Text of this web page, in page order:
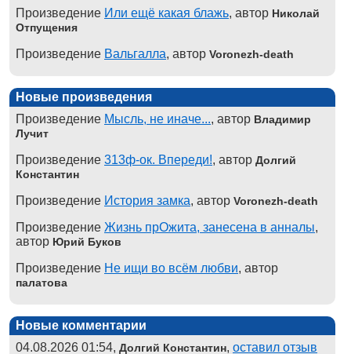
Произведение Или ещё какая блажь, автор Николай
Отпущения
Произведение Вальгалла, автор Voronezh-death
Новые произведения
Произведение Мысль, не иначе..., автор Владимир
Лучит
Произведение 313ф-ок. Впереди!, автор Долгий
Константин
Произведение История замка, автор Voronezh-death
Произведение Жизнь прОжита, занесена в анналы,
автор Юрий Буков
Произведение Не ищи во всём любви, автор
палатова
Новые комментарии
04.08.2026 01:54, Долгий Константин, оставил отзыв